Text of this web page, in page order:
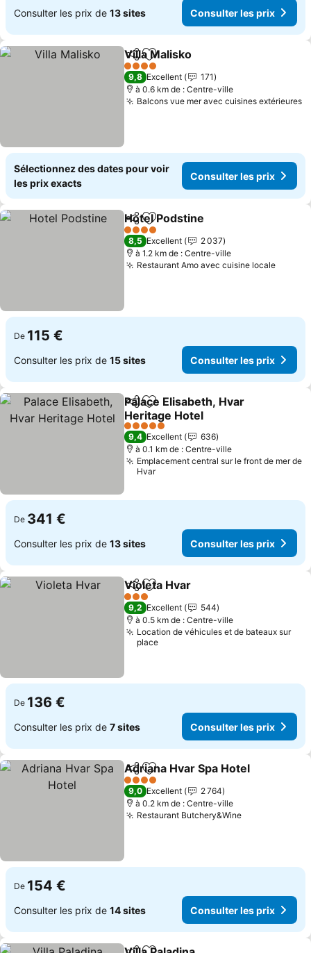
Consulter les prix de 13 sites Consulter les prix
PartagerAjouter à mes favoris
Villa Malisko
4 Étoiles
9,8 Excellent
171
à 0.6 km de : Centre-ville
Balcons vue mer avec cuisines extérieures
Sélectionnez des dates pour voir
les prix exacts
Consulter les prix
PartagerAjouter à mes favoris
Hotel Podstine
4 Étoiles
8,5 Excellent
2 037
à 1.2 km de : Centre-ville
Restaurant Amo avec cuisine locale
De 115 €
Consulter les prix de 15 sites Consulter les prix
PartagerAjouter à mes favoris
Palace Elisabeth, Hvar
Heritage Hotel
5 Étoiles
9,4 Excellent
636
à 0.1 km de : Centre-ville
Emplacement central sur le front de mer de
Hvar
De 341 €
Consulter les prix de 13 sites Consulter les prix
PartagerAjouter à mes favoris
Violeta Hvar
3 Étoiles
9,2 Excellent
544
à 0.5 km de : Centre-ville
Location de véhicules et de bateaux sur
place
De 136 €
Consulter les prix de 7 sites Consulter les prix
PartagerAjouter à mes favoris
Adriana Hvar Spa Hotel
4 Étoiles
9,0 Excellent
2 764
à 0.2 km de : Centre-ville
Restaurant Butchery&Wine
De 154 €
Consulter les prix de 14 sites Consulter les prix